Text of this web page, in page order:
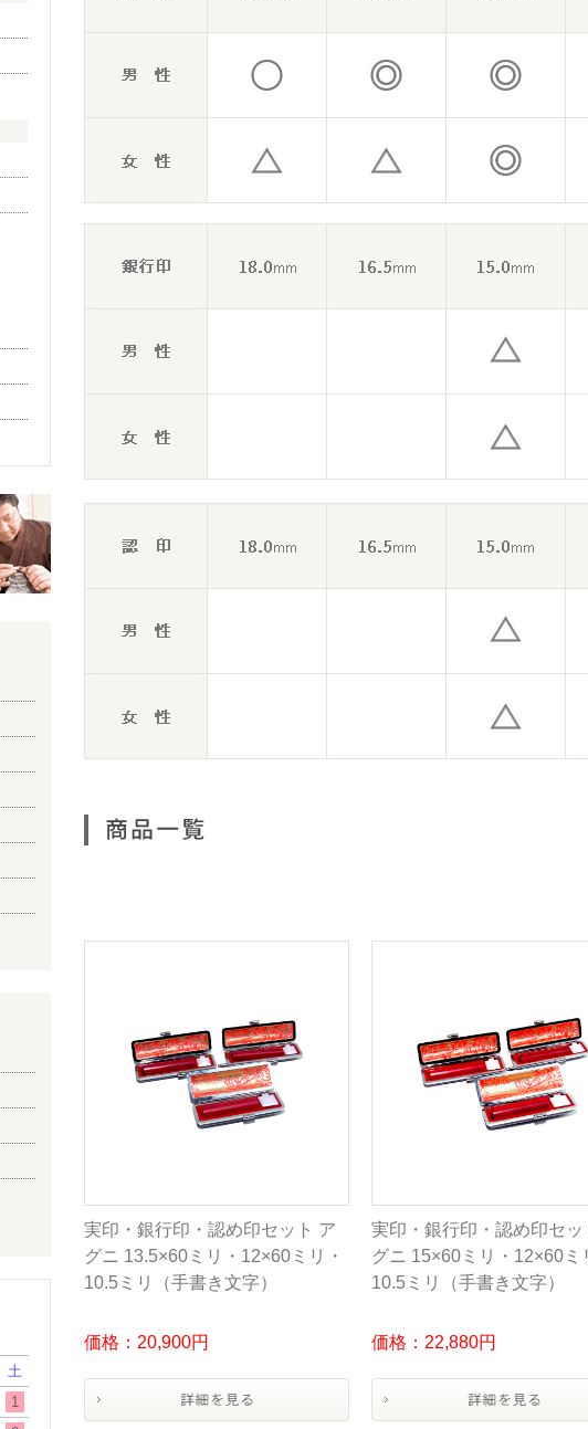
実印・銀行印・認め印セット ア
グニ 13.5×60ミリ・12×60ミリ・
10.5ミリ（手書き文字）
価格：20,900円
実印・銀行印・認め印セッ
グニ 15×60ミリ・12×60ミ
10.5ミリ（手書き文字）
価格：22,880円
土
1